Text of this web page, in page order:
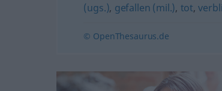
(ugs.), gefallen (mil.), tot,
© OpenThesaurus.de